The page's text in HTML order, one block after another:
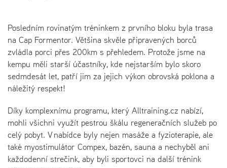
Posledním rovinatým tréninkem z prvního bloku byla trasa
na Cap Formentor. Většina skvěle připravených borců
zvládla porci přes 200km s přehledem. Protože jsme na
kempu měli starší účastníky, kde nejstarším bylo skoro
sedmdesát let, patří jim za jejich výkon obrovská poklona a
náležitý respekt!
Díky komplexnímu programu, který Alltraining.cz nabízí,
mohli všichni využít pestrou škálu regeneračních služeb po
celý pobyt. V nabídce byly nejen masáže a fyzioterapie, ale
také myostimulátor Compex, bazén, sauna a nechyběl ani
každodenní strečink, aby byli sportovci na další trénink